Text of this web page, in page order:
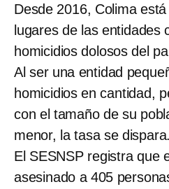
Desde 2016, Colima
lugares de las entidades
homicidios dolosos del
Al ser una entidad
homicidios en cantidad,
con el tamaño de su
menor, la tasa se dispara.
El SESNSP registra que
asesinado a 405